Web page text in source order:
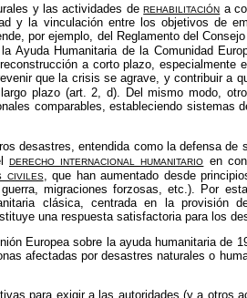
y las actividades derehabilitación a
y la vinculación entre los objetivos de
por ejemplo, del Reglamento del
Ayuda Humanitaria de la Comunidad
a corto plazo,
que la crisis se agrave, y contribuir a
plazo (art. 2, d). Del mismo modo,
comparables, estableciendo sistemas
desastres, entendida como la defensa de
derecho internacional humanitario en
civiles, que han aumentado desde
guerra,migraciones forzosas, etc.). Por
clásica, centrada en la provisión
una respuesta satisfactoria para los
Europea sobre la ayuda humanitaria
afectadas por desastres naturales o
para exigir a las autoridades (y a